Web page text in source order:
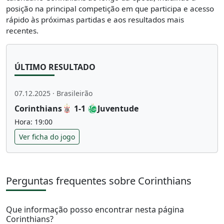
posição na principal competição em que participa e acesso
rápido às próximas partidas e aos resultados mais
recentes.
ÚLTIMO RESULTADO
07.12.2025 · Brasileirão
Corinthians 1-1 Juventude
Hora: 19:00
Ver ficha do jogo
Perguntas frequentes sobre Corinthians
Que informação posso encontrar nesta página
Corinthians?